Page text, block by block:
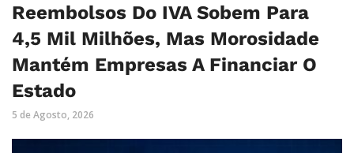
Reembolsos Do IVA Sobem Para
4,5 Mil Milhões, Mas Morosidade
Mantém Empresas A Financiar O
Estado
5 de Agosto, 2026